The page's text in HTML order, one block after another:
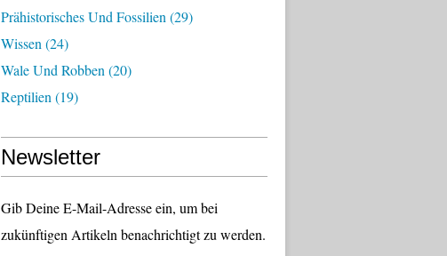
Prähistorisches Und Fossilien (29)
Wissen (24)
Wale Und Robben (20)
Reptilien (19)
Newsletter
Gib Deine E-Mail-Adresse ein, um bei
zukünftigen Artikeln benachrichtigt zu werden.